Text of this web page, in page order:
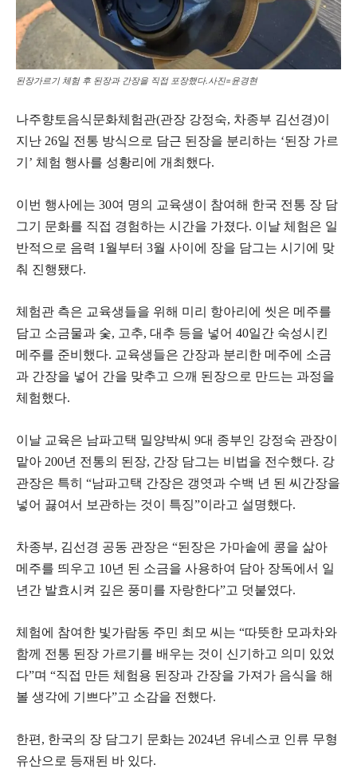
된장가르기 체험 후 된장과 간장을 직접 포장했다.사진=윤경현
나주향토음식문화체험관(관장 강정숙, 차종부 김선경)이
지난 26일 전통 방식으로 담근 된장을 분리하는 ‘된장 가르
기’ 체험 행사를 성황리에 개최했다.
이번 행사에는 30여 명의 교육생이 참여해 한국 전통 장 담
그기 문화를 직접 경험하는 시간을 가졌다. 이날 체험은 일
반적으로 음력 1월부터 3월 사이에 장을 담그는 시기에 맞
춰 진행됐다.
체험관 측은 교육생들을 위해 미리 항아리에 씻은 메주를
담고 소금물과 숯, 고추, 대추 등을 넣어 40일간 숙성시킨
메주를 준비했다. 교육생들은 간장과 분리한 메주에 소금
과 간장을 넣어 간을 맞추고 으깨 된장으로 만드는 과정을
체험했다.
이날 교육은 남파고택 밀양박씨 9대 종부인 강정숙 관장이
맡아 200년 전통의 된장, 간장 담그는 비법을 전수했다. 강
관장은 특히 “남파고택 간장은 갱엿과 수백 년 된 씨간장을
넣어 끓여서 보관하는 것이 특징”이라고 설명했다.
차종부, 김선경 공동 관장은 “된장은 가마솥에 콩을 삶아
메주를 띄우고 10년 된 소금을 사용하여 담아 장독에서 일
년간 발효시켜 깊은 풍미를 자랑한다”고 덧붙였다.
체험에 참여한 빛가람동 주민 최모 씨는 “따뜻한 모과차와
함께 전통 된장 가르기를 배우는 것이 신기하고 의미 있었
다”며 “직접 만든 체험용 된장과 간장을 가져가 음식을 해
볼 생각에 기쁘다”고 소감을 전했다.
한편, 한국의 장 담그기 문화는 2024년 유네스코 인류 무형
유산으로 등재된 바 있다.